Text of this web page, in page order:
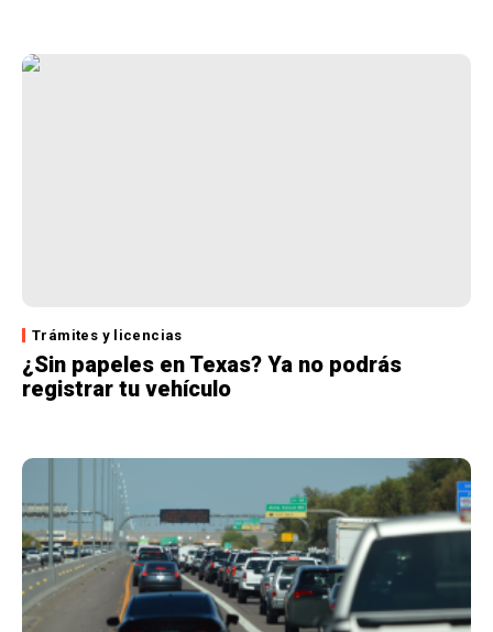
Trámites y licencias
¿Sin papeles en Texas? Ya no podrás
registrar tu vehículo